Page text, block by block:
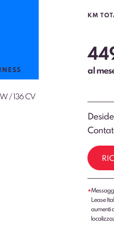
/ 136 CV
KM
al
*
Lease
aumenti